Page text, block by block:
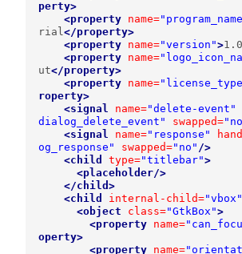
perty>
<property name=
rial </property>
<property name="version">1.0
<property name=
ut</property>
<property name=
roperty>
<signal
name="delete-event"
dialog_delete_event"
swapped=
<signal
name="response"
og_response"
swapped="no" />
<child
type="titlebar">
<placeholder/>
</child>
<child
internal-child="vbox"
<object
class="GtkBox">
<property name=
operty>
<property name=